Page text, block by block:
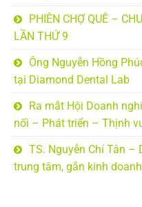
PHIÊN CHỢ QUÊ –
LẦN THỨ 9
Ông Nguyễn Hồng
tại Diamond Dental Lab
Ra mắt Hội Doanh
nối – Phát triển – Thịnh
TS. Nguyễn Chí Tân –
trung tâm, gắn kinh